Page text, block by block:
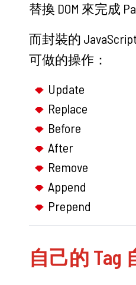
替換 DOM 來完成
而封裝的
可做的操作：
Update
Replace
Before
After
Remove
Append
Prepend
自己的 Tag